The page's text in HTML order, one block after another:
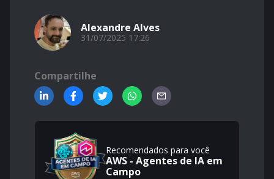
Alexandre Alves
31/07/2025 17:26
Compartilhe
Recomendados para você
AWS - Agentes de IA em
Campo